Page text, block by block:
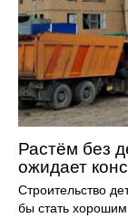
Растём без
ожидает
Строительство
бы стать